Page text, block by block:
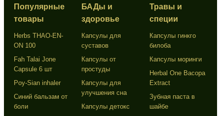
Популярные
товары
Herbs THAO-EN-
ON 100
Fah Talai Jone
Capsule 6 шт
Poy-Sian inhaler
Синий бальзам от
боли
БАДы и
здоровье
Капсулы для
суставов
Капсулы от
простуды
Капсулы для
улучшения сна
Капсулы детокс
Травы и
специи
Капсулы гинкго
билоба
Капсулы моринги
Herbal One Bacopa
Extract
Зубная паста в
шайбе